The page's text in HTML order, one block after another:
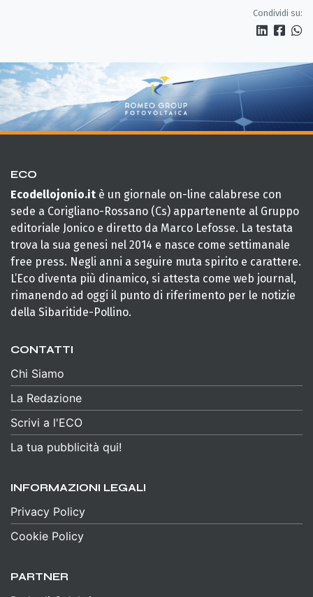
Condividi su:
ECO
Ecodellojonio.it è un giornale on-line calabrese con
sede a Corigliano-Rossano (Cs) appartenente al Gruppo
editoriale Jonico e diretto da Marco Lefosse. La testata
trova la sua genesi nel 2014 e nasce come settimanale
free press. Negli anni a seguire muta spirito e carattere.
L’Eco diventa più dinamico, si attesta come web journal,
rimanendo ad oggi il punto di riferimento per le notizie
della Sibaritide-Pollino.
CONTATTI
Chi Siamo
La Redazione
Scrivi a l'ECO
La tua pubblicità qui!
INFORMAZIONI LEGALI
Privacy Policy
Cookie Policy
PARTNER